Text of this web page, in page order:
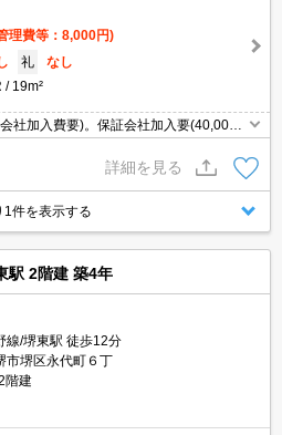
理費等：8,000円)
礼
なし
19m²
社加入費要)。保証会社加入要(40,000
詳細を見る
1件を表示する
駅 2階建 築4年
線/堺東駅 徒歩12分
市堺区永代町６丁
階建